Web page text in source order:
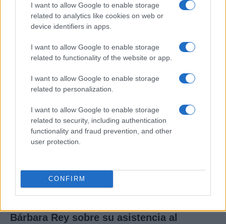
I want to allow Google to enable storage
related to analytics like cookies on web or
device identifiers in apps.
I want to allow Google to enable storage
related to functionality of the website or app.
I want to allow Google to enable storage
related to personalization.
I want to allow Google to enable storage
related to security, including authentication
functionality and fraud prevention, and other
user protection.
CONFIRM
Hijo de Javier Gutiérrez: un campeón con
capacidades especiales
El hijo del actor Javier Gutiérrez, es Mateo,…
Bárbara Rey sobre su asistencia al